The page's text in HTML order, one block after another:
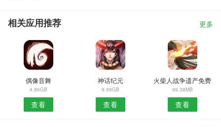
相关应用推荐 更多
偶像音舞
4.86GB
查看
神话纪元
9.99GB
查看
火柴人战争遗产免费
99.38MB
查看